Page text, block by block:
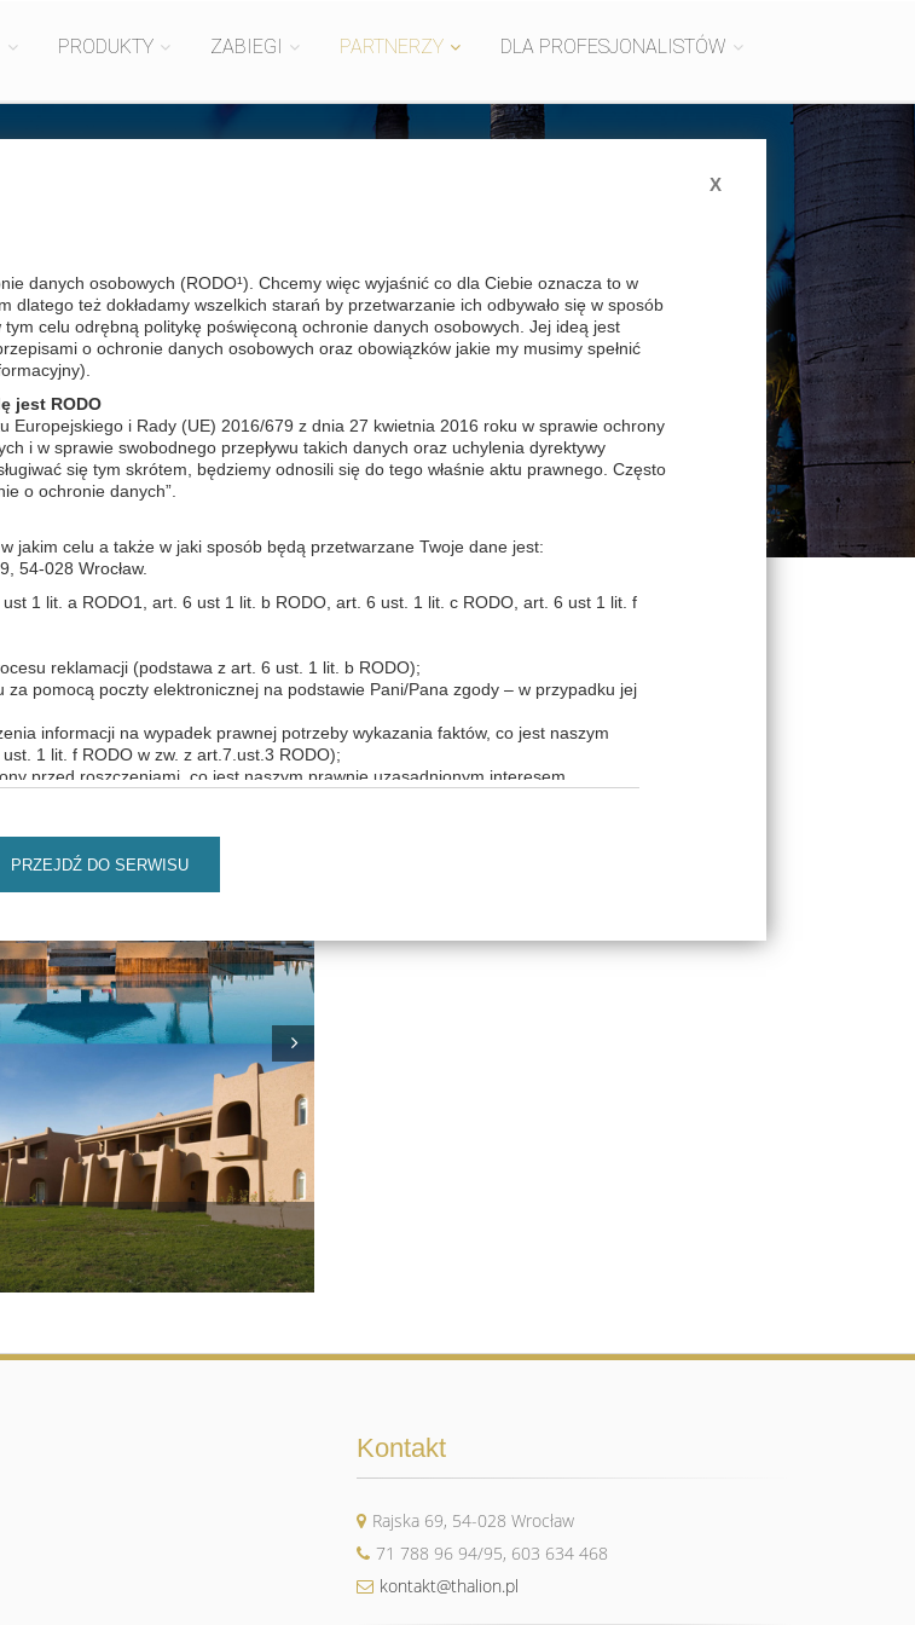
danych osobowych (RODO¹). Chcemy więc wyjaśnić co dla Ciebie oznacza to w
też dokładamy wszelkich starań by przetwarzanie ich odbywało się w sposób
celu odrębną politykę poświęconą ochronie danych osobowych. Jej ideą jest
o ochronie danych osobowych oraz obowiązków jakie my musimy spełnić
jest RODO
Europejskiego i Rady (UE) 2016/679 z dnia 27 kwietnia 2016 roku w sprawie ochrony
i w sprawie swobodnego przepływu takich danych oraz uchylenia dyrektywy
się tym skrótem, będziemy odnosili się do tego właśnie aktu prawnego. Często
o ochronie danych”.
jakim celu a także w jaki sposób będą przetwarzane Twoje dane jest:
54-028 Wrocław.
1 lit. a RODO1, art. 6 ust 1 lit. b RODO, art. 6 ust. 1 lit. c RODO, art. 6 ust 1 lit. f
reklamacji (podstawa z art. 6 ust. 1 lit. b RODO);
za pomocą poczty elektronicznej na podstawie Pani/Pana zgody – w przypadku jej
informacji na wypadek prawnej potrzeby wykazania faktów, co jest naszym
1 lit. f RODO w zw. z art.7.ust.3 RODO);
przed roszczeniami, co jest naszym prawnie uzasadnionym interesem
bezpośrednio (marketing bezpośredni, co jest naszym prawnie uzasadnionym
również podmiotom z którymi zawarliśmy umowę powierzenia na gruncie art. 28
rozwiązań technologicznych (dostawcy usług teleinformatycznych),
i osób, usługi wsparcie logistycznego. Jeśli będziesz chciał uzyskać bardziej
przetwarzające dane, zawsze możesz skontaktować się w tym celu z
Będziemy także mogli udostępnić Twoje dane osobowe innym podmiotom
w przypadku organizowania dodatkowych imprez, zajęć bądź innego
ale także podmiotom ubezpieczeniowym, bankom czy serwisom płatności
działającym w sferze obsługi prawnej oraz windykacyjnej tj. kancelarie
swoich roszczeń.
trzeciego.
dane osobowe?
potrzeby rachunkowości oraz ze względów podatkowych, będziemy je
prawa. Na gruncie obecnych przepisów jest to okres 5 lat liczonych od końca
roszczeń (w tym w postępowaniach windykacyjnych) będziemy je mogli
z przepisami kodeksu cywilnego
(np. realizacja umowy) (przetwarzanie jest niezbędne do wykonania umowy), będą
otrzymania ich kopii;
nie ma podstaw do tego, abyśmy przetwarzali te dane, może Pani/ Pan zażądać
Pan żądać, abyśmy ograniczyli przetwarzanie Pani/Pana danych osobowych
z Panią/Panem działań, jeżeli Pani/Pana zdaniem mamy
je bezpodstawnie; lub nie chce Pani/Pan, żebyśmy je usunęli, bo są
X
PRZEJDŹ DO SERWISU
PRODUKTY ZABIEGI PARTNERZY DLA PROFESJONALISTÓW
AMERYKA
SPA
Next
Kontakt
Rajska 69, 54-028 Wrocław
71 788 96 94/95, 603 634 468
kontakt@thalion.pl